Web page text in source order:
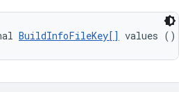
BuildInfoFileKey[] values ()